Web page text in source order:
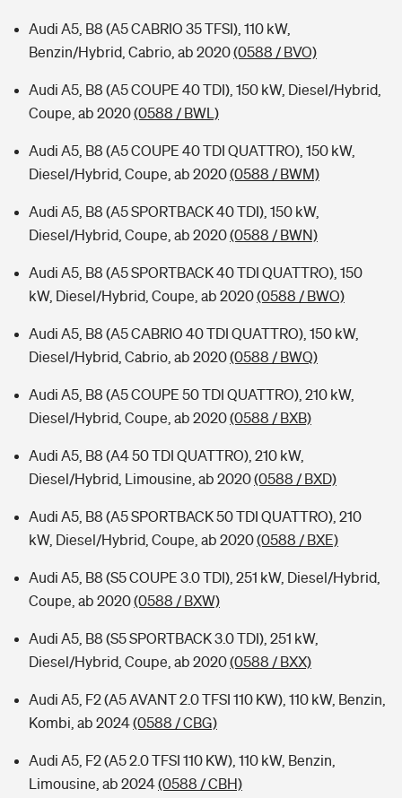
Audi A5, B8 (A5 CABRIO 35 TFSI), 110 kW,
Benzin/Hybrid, Cabrio, ab 2020(0588 / BVO)
Audi A5, B8 (A5 COUPE 40 TDI), 150 kW, Diesel/Hybrid,
Coupe, ab 2020(0588 / BWL)
Audi A5, B8 (A5 COUPE 40 TDI QUATTRO), 150 kW,
Diesel/Hybrid, Coupe, ab 2020(0588 / BWM)
Audi A5, B8 (A5 SPORTBACK 40 TDI), 150 kW,
Diesel/Hybrid, Coupe, ab 2020(0588 / BWN)
Audi A5, B8 (A5 SPORTBACK 40 TDI QUATTRO), 150
kW, Diesel/Hybrid, Coupe, ab 2020(0588 / BWO)
Audi A5, B8 (A5 CABRIO 40 TDI QUATTRO), 150 kW,
Diesel/Hybrid, Cabrio, ab 2020(0588 / BWQ)
Audi A5, B8 (A5 COUPE 50 TDI QUATTRO), 210 kW,
Diesel/Hybrid, Coupe, ab 2020(0588 / BXB)
Audi A5, B8 (A4 50 TDI QUATTRO), 210 kW,
Diesel/Hybrid, Limousine, ab 2020(0588 / BXD)
Audi A5, B8 (A5 SPORTBACK 50 TDI QUATTRO), 210
kW, Diesel/Hybrid, Coupe, ab 2020(0588 / BXE)
Audi A5, B8 (S5 COUPE 3.0 TDI), 251 kW, Diesel/Hybrid,
Coupe, ab 2020(0588 / BXW)
Audi A5, B8 (S5 SPORTBACK 3.0 TDI), 251 kW,
Diesel/Hybrid, Coupe, ab 2020(0588 / BXX)
Audi A5, F2 (A5 AVANT 2.0 TFSI 110 KW), 110 kW, Benzin,
Kombi, ab 2024(0588 / CBG)
Audi A5, F2 (A5 2.0 TFSI 110 KW), 110 kW, Benzin,
Limousine, ab 2024(0588 / CBH)